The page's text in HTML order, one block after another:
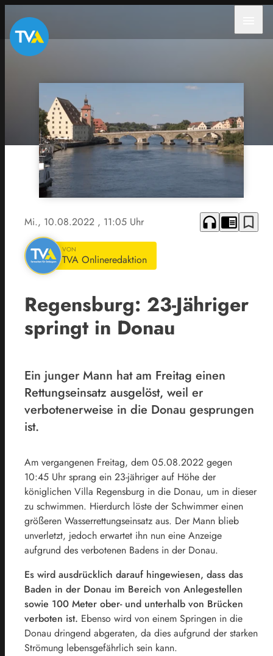
Mi., 10.08.2022 , 11:05 Uhr headphones chrome_reader_mode bookmark_border
VON
TVA Onlineredaktion
Regensburg: 23-Jähriger
springt in Donau
Ein junger Mann hat am Freitag einen
Rettungseinsatz ausgelöst, weil er
verbotenerweise in die Donau gesprungen
ist.
Am vergangenen Freitag, dem 05.08.2022 gegen
10:45 Uhr sprang ein 23-jähriger auf Höhe der
königlichen Villa Regensburg in die Donau, um in dieser
zu schwimmen. Hierdurch löste der Schwimmer einen
größeren Wasserrettungseinsatz aus. Der Mann blieb
unverletzt, jedoch erwartet ihn nun eine Anzeige
aufgrund des verbotenen Badens in der Donau.
Es wird ausdrücklich darauf hingewiesen, dass das
Baden in der Donau im Bereich von Anlegestellen
sowie 100 Meter ober- und unterhalb von Brücken
verboten ist. Ebenso wird von einem Springen in die
Donau dringend abgeraten, da dies aufgrund der starken
Strömung lebensgefährlich sein kann.